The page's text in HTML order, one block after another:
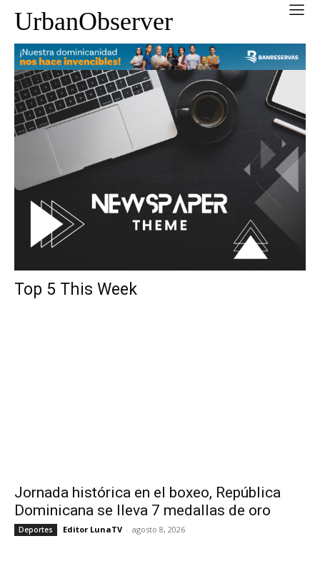
UrbanObserver
Top 5 This Week
Jornada histórica en el boxeo, República
Dominicana se lleva 7 medallas de oro
Deportes Editor LunaTV - agosto 8, 2026